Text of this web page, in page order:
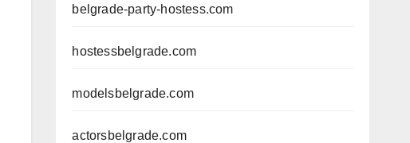
belgrade-party-hostess.com
hostessbelgrade.com
modelsbelgrade.com
actorsbelgrade.com